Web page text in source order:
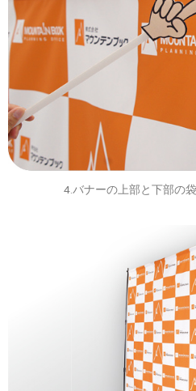
4.バナーの上部と下部の